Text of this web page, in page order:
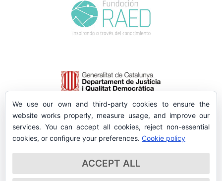
We use our own and third-party cookies to ensure the
website works properly, measure usage, and improve our
services. You can accept all cookies, reject non-essential
cookies, or configure your preferences. Cookie policy
ACCEPT ALL